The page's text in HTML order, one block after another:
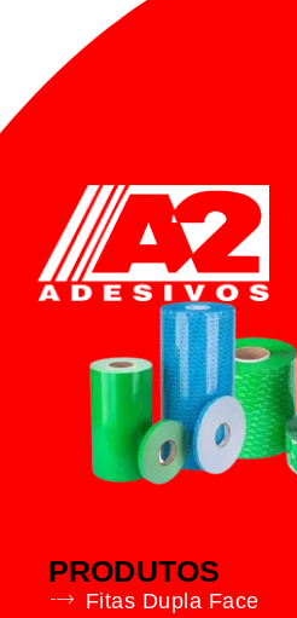
PRODUTOS
Fitas Dupla Face